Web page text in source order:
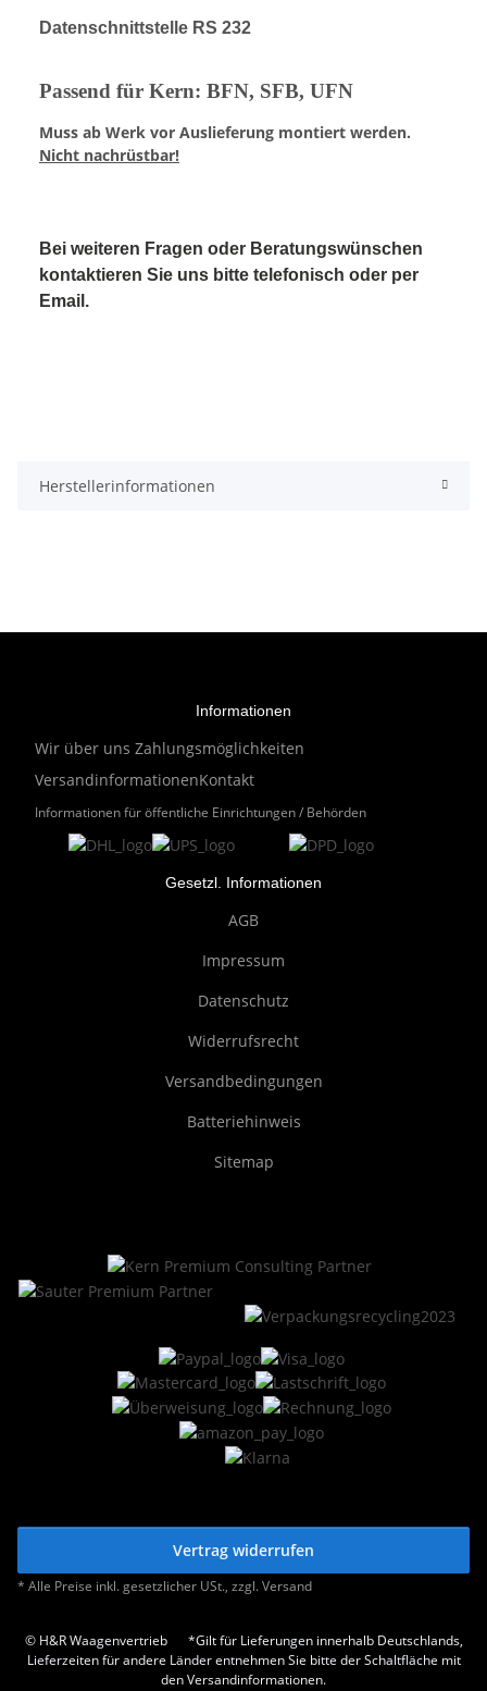
Datenschnittstelle RS 232
Passend für Kern: BFN, SFB, UFN
Muss ab Werk vor Auslieferung montiert werden.
Nicht nachrüstbar!
Bei weiteren Fragen oder Beratungswünschen
kontaktieren Sie uns bitte telefonisch oder per
Email.
Herstellerinformationen
Informationen
Wir über uns Zahlungsmöglichkeiten
VersandinformationenKontakt
Informationen für öffentliche Einrichtungen / Behörden
Gesetzl. Informationen
AGB
Impressum
Datenschutz
Widerrufsrecht
Versandbedingungen
Batteriehinweis
Sitemap
Vertrag widerrufen
* Alle Preise inkl. gesetzlicher USt., zzgl.Versand
© H&R Waagenvertrieb
*Gilt für Lieferungen innerhalb Deutschlands,
Lieferzeiten für andere Länder entnehmen Sie bitte der Schaltfläche mit
den Versandinformationen.